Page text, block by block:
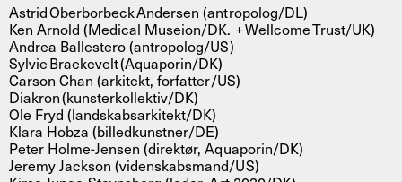
Astrid Oberborbeck Andersen (antropolog/DL)
Ken Arnold (Medical Museion/DK. + Wellcome Trust/UK)
Andrea Ballestero (antropolog/US)
Sylvie Braekevelt (Aquaporin/DK)
Carson Chan (arkitekt, forfatter/US)
Diakron (kunsterkollektiv/DK)
Ole Fryd (landskabsarkitekt/DK)
Klara Hobza (billedkunstner/DE)
Peter Holme-Jensen (direktør, Aquaporin/DK)
Jeremy Jackson (videnskabsmand/US)